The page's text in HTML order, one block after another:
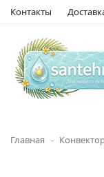
Контакты
Главная